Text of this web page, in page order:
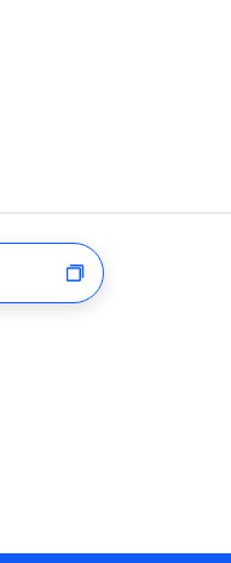
携会社の保険その他に関
ービスを案内、提供するた